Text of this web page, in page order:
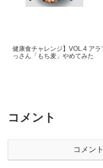
健康食チャレンジ】VOL.4 アラ
っさん「もち麦」やめてみた
コメント
コメン